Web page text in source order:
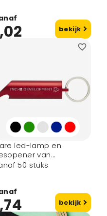
bekijk
led-lamp en
van
aluminium
50 stuks
bekijk